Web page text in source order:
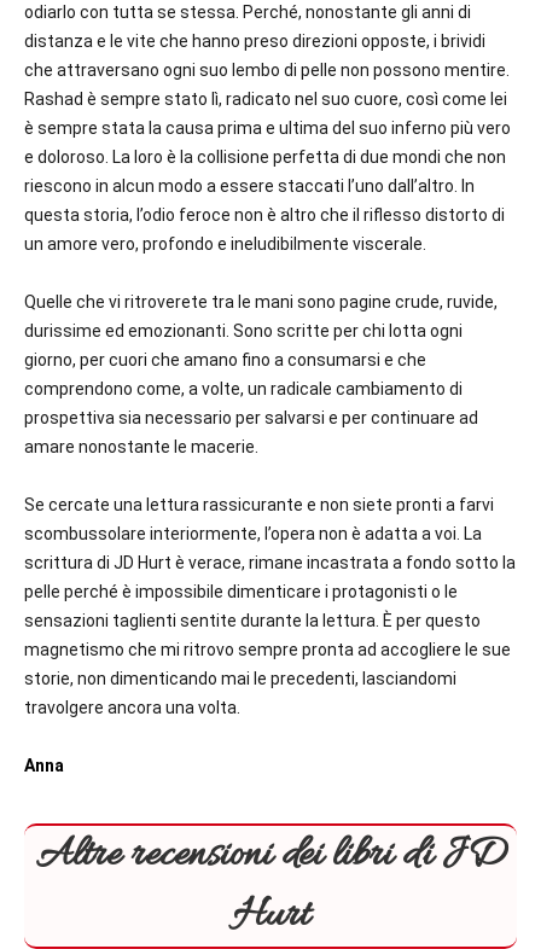
odiarlo con tutta se stessa. Perché, nonostante gli anni di
distanza e le vite che hanno preso direzioni opposte, i brividi
che attraversano ogni suo lembo di pelle non possono mentire.
Rashad è sempre stato lì, radicato nel suo cuore, così come lei
è sempre stata la causa prima e ultima del suo inferno più vero
e doloroso. La loro è la collisione perfetta di due mondi che non
riescono in alcun modo a essere staccati l’uno dall’altro. In
questa storia, l’odio feroce non è altro che il riflesso distorto di
un amore vero, profondo e ineludibilmente viscerale.
Quelle che vi ritroverete tra le mani sono pagine crude, ruvide,
durissime ed emozionanti. Sono scritte per chi lotta ogni
giorno, per cuori che amano fino a consumarsi e che
comprendono come, a volte, un radicale cambiamento di
prospettiva sia necessario per salvarsi e per continuare ad
amare nonostante le macerie.
Se cercate una lettura rassicurante e non siete pronti a farvi
scombussolare interiormente, l’opera non è adatta a voi. La
scrittura di JD Hurt è verace, rimane incastrata a fondo sotto la
pelle perché è impossibile dimenticare i protagonisti o le
sensazioni taglienti sentite durante la lettura. È per questo
magnetismo che mi ritrovo sempre pronta ad accogliere le sue
storie, non dimenticando mai le precedenti, lasciandomi
travolgere ancora una volta.
Anna
Altre recensioni dei libri di JD
Hurt